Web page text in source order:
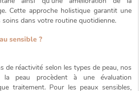
Cette approche holistique garantit une
soins dans votre routine quotidienne.
sensible ?
de réactivité selon les types de peau, nos
peau procèdent à une évaluation
traitement. Pour les peaux sensibles,